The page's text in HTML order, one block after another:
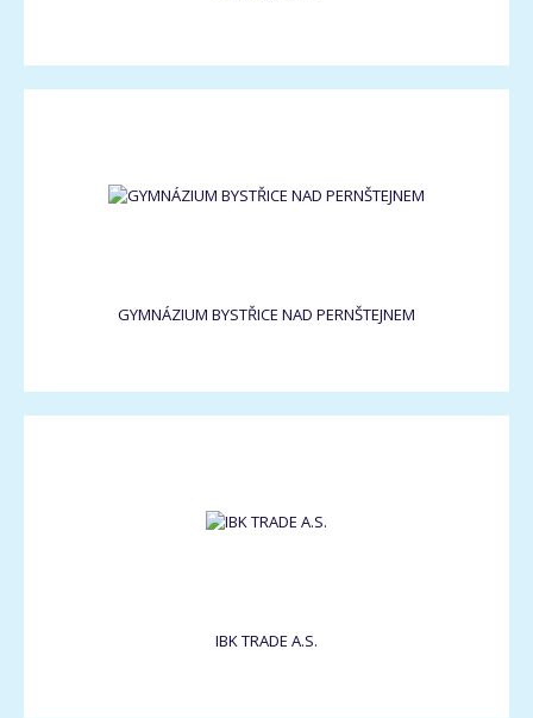
GYMNÁZIUM BYSTŘICE NAD PERNŠTEJNEM
IBK TRADE A.S.